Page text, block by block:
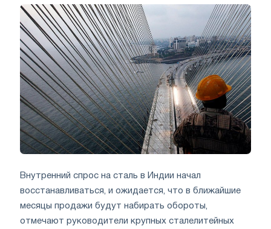
Внутренний спрос на сталь в Индии начал
восстанавливаться, и ожидается, что в ближайшие
месяцы продажи будут набирать обороты,
отмечают руководители крупных сталелитейных